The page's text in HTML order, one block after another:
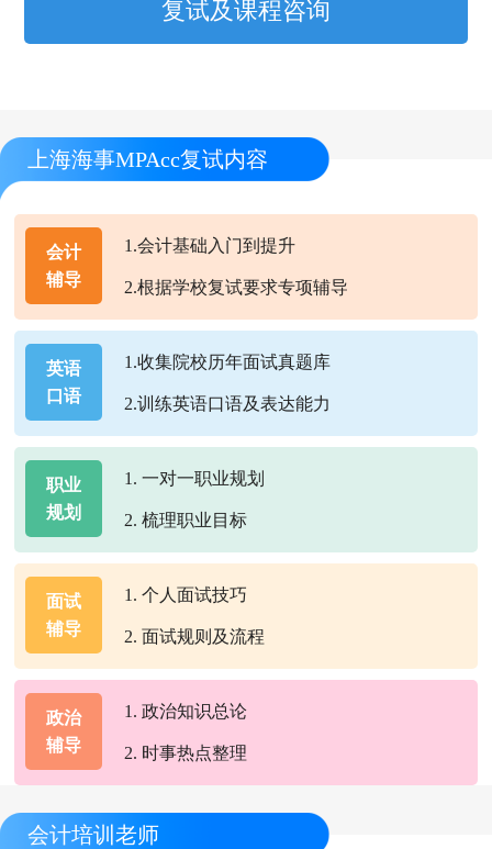
复试及课程咨询
上海海事MPAcc复试内容
会计
辅导
1.会计基础入门到提升
2.根据学校复试要求专项辅导
英语
口语
1.收集院校历年面试真题库
2.训练英语口语及表达能力
职业
规划
1. 一对一职业规划
2. 梳理职业目标
面试
辅导
1. 个人面试技巧
2. 面试规则及流程
政治
辅导
1. 政治知识总论
2. 时事热点整理
会计培训老师